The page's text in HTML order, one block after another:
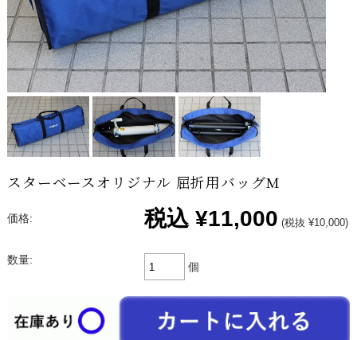
スターベースオリジナル 屈折用バッグM
価格: 税込 ¥11,000 (税抜 ¥10,000)
数量:
個